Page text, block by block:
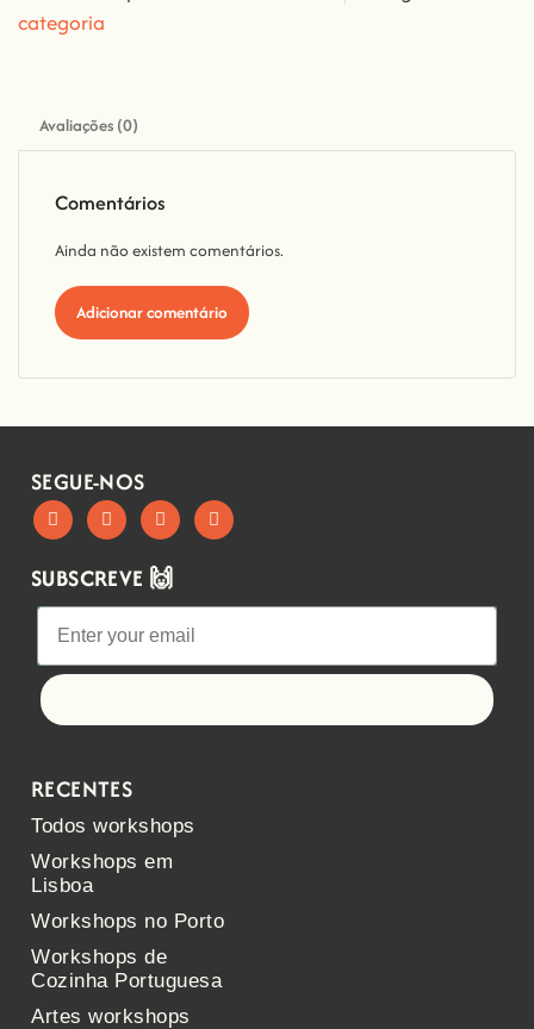
categoria
Avaliações (0)
Comentários
Ainda não existem comentários.
Adicionar comentário
SEGUE-NOS
SUBSCREVE 🙌
RECENTES
Todos workshops
Workshops em
Lisboa
Workshops no Porto
Workshops de
Cozinha Portuguesa
Artes workshops